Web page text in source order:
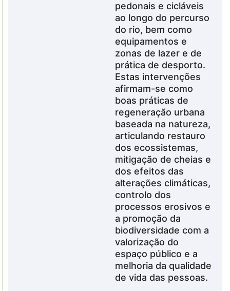
pedonais e cicláveis
ao longo do percurso
do rio, bem como
equipamentos e
zonas de lazer e de
prática de desporto.
Estas intervenções
afirmam-se como
boas práticas de
regeneração urbana
baseada na natureza,
articulando restauro
dos ecossistemas,
mitigação de cheias e
dos efeitos das
alterações climáticas,
controlo dos
processos erosivos e
a promoção da
biodiversidade com a
valorização do
espaço público e a
melhoria da qualidade
de vida das pessoas.